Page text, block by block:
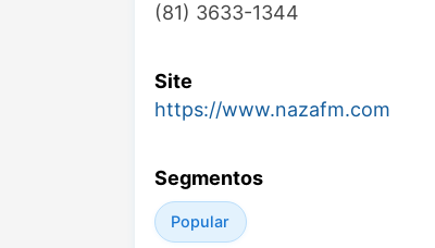
(81) 3633-1344
Site
https://www.nazafm.com
Segmentos
Popular